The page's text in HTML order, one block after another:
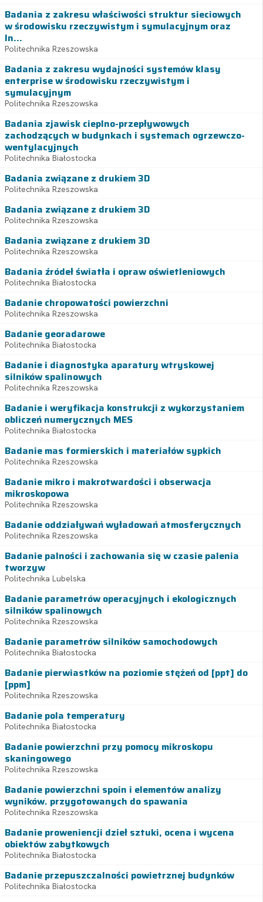
Badania z zakresu właściwości struktur sieciowych
w środowisku rzeczywistym i symulacyjnym oraz
In...
Politechnika Rzeszowska
Badania z zakresu wydajności systemów klasy
enterprise w środowisku rzeczywistym i
symulacyjnym
Politechnika Rzeszowska
Badania zjawisk cieplno-przepływowych
zachodzących w budynkach i systemach ogrzewczo-
wentylacyjnych
Politechnika Białostocka
Badania związane z drukiem 3D
Politechnika Rzeszowska
Badania związane z drukiem 3D
Politechnika Rzeszowska
Badania związane z drukiem 3D
Politechnika Rzeszowska
Badania źródeł światła i opraw oświetleniowych
Politechnika Białostocka
Badanie chropowatości powierzchni
Politechnika Rzeszowska
Badanie georadarowe
Politechnika Białostocka
Badanie i diagnostyka aparatury wtryskowej
silników spalinowych
Politechnika Rzeszowska
Badanie i weryfikacja konstrukcji z wykorzystaniem
obliczeń numerycznych MES
Politechnika Białostocka
Badanie mas formierskich i materiałów sypkich
Politechnika Rzeszowska
Badanie mikro i makrotwardości i obserwacja
mikroskopowa
Politechnika Rzeszowska
Badanie oddziaływań wyładowań atmosferycznych
Politechnika Rzeszowska
Badanie palności i zachowania się w czasie palenia
tworzyw
Politechnika Lubelska
Badanie parametrów operacyjnych i ekologicznych
silników spalinowych
Politechnika Rzeszowska
Badanie parametrów silników samochodowych
Politechnika Białostocka
Badanie pierwiastków na poziomie stężeń od [ppt] do
[ppm]
Politechnika Rzeszowska
Badanie pola temperatury
Politechnika Białostocka
Badanie powierzchni przy pomocy mikroskopu
skaningowego
Politechnika Rzeszowska
Badanie powierzchni spoin i elementów analizy
wyników. przygotowanych do spawania
Politechnika Rzeszowska
Badanie proweniencji dzieł sztuki, ocena i wycena
obiektów zabytkowych
Politechnika Białostocka
Badanie przepuszczalności powietrznej budynków
Politechnika Białostocka